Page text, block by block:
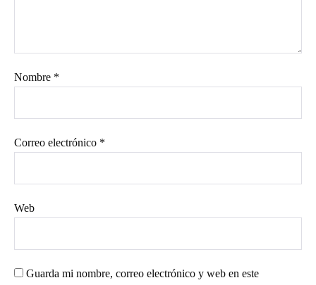
Nombre *
Correo electrónico *
Web
Guarda mi nombre, correo electrónico y web en este